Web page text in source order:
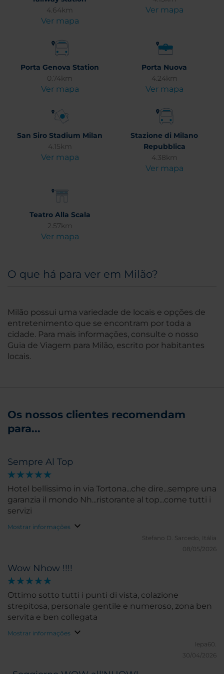
4.64km
Ver mapa
Ver mapa
Porta Genova Station
0.74km
Ver mapa
Porta Nuova
4.24km
Ver mapa
San Siro Stadium Milan
4.15km
Ver mapa
Stazione di Milano
Repubblica
4.38km
Ver mapa
Teatro Alla Scala
2.57km
Ver mapa
O que há para ver em Milão?
Milão possui uma variedade de locais e opções de
entretenimento que se encontram por toda a
cidade. Para mais informações, consulte o nosso
Guia de Viagem para Milão, escrito por habitantes
locais.
Os nossos clientes recomendam
para...
Sempre Al Top
Hotel bellissimo in via Tortona...che dire...sempre una
garanzia il mondo Nh...ristorante al top...come tutti i
servizi
Mostrar informações
Stefano D. Sarcedo, Itália
08/05/2026
Wow Nhow !!!!
Ottimo sotto tutti i punti di vista, colazione
strepitosa, personale gentile e numeroso, zona ben
servita e ben collegata
Mostrar informações
lepa60.
30/04/2026